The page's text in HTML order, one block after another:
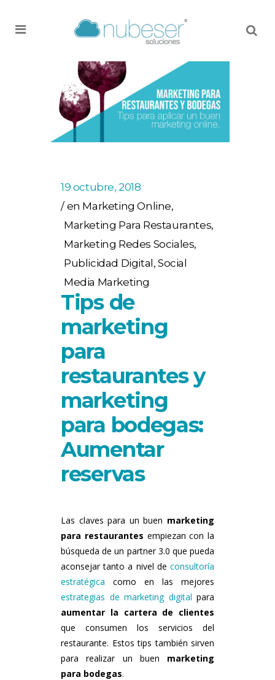
19 octubre, 2018
en Marketing Online,
Marketing Para Restaurantes,
Marketing Redes Sociales,
Publicidad Digital ,Social
Media Marketing
Tips de
marketing
para
restaurantes y
marketing
para bodegas:
Aumentar
reservas
Las claves para un buen marketing
para restaurantes empiezan con la
búsqueda de un partner 3.0 que pueda
aconsejar tanto a nivel de consultoría
estratégica como en las mejores
estrategias de marketing digital para
aumentar la cartera de clientes
que consumen los servicios del
restaurante. Estos tips también sirven
para realizar un buen marketing
para bodegas.